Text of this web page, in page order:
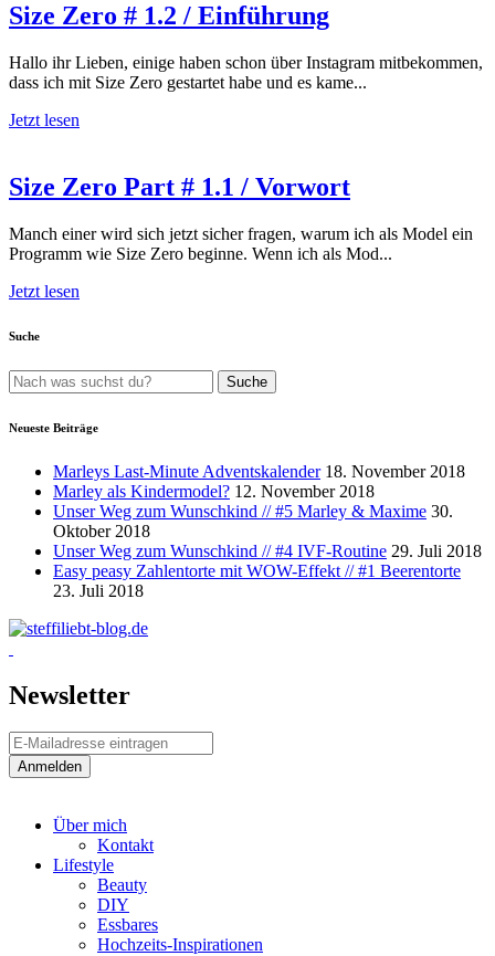
Size Zero # 1.2 / Einführung
Hallo ihr Lieben, einige haben schon über Instagram mitbekommen,
dass ich mit Size Zero gestartet habe und es kame...
Jetzt lesen
Size Zero Part # 1.1 / Vorwort
Manch einer wird sich jetzt sicher fragen, warum ich als Model ein
Programm wie Size Zero beginne. Wenn ich als Mod...
Jetzt lesen
Suche
Neueste Beiträge
Marleys Last-Minute Adventskalender 18. November 2018
Marley als Kindermodel? 12. November 2018
Unser Weg zum Wunschkind // #5 Marley & Maxime 30.
Oktober 2018
Unser Weg zum Wunschkind // #4 IVF-Routine 29. Juli 2018
Easy peasy Zahlentorte mit WOW-Effekt // #1 Beerentorte
23. Juli 2018
Newsletter
Über mich
Kontakt
Lifestyle
Beauty
DIY
Essbares
Hochzeits-Inspirationen